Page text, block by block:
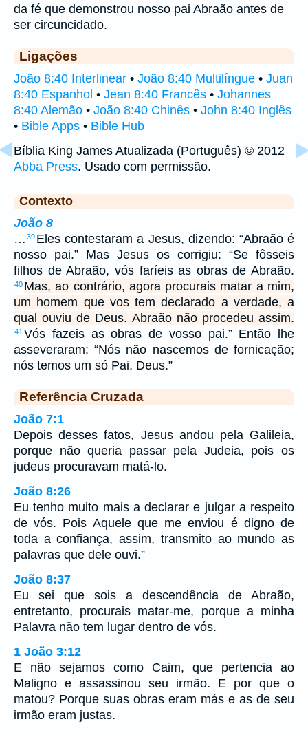
da fé que demonstrou nosso pai Abraão antes de
ser circuncidado.
Ligações
João 8:40 Interlinear • João 8:40 Multilíngue • Juan
8:40 Espanhol • Jean 8:40 Francês • Johannes
8:40 Alemão • João 8:40 Chinês • John 8:40 Inglês
• Bible Apps • Bible Hub
Bíblia King James Atualizada (Português) © 2012
Abba Press. Usado com permissão.
Contexto
João 8
… 39 Eles contestaram a Jesus, dizendo: “Abraão é
nosso pai.” Mas Jesus os corrigiu: “Se fôsseis
filhos de Abraão, vós faríeis as obras de Abraão.
40 Mas, ao contrário, agora procurais matar a mim,
um homem que vos tem declarado a verdade, a
qual ouviu de Deus. Abraão não procedeu assim.
41 Vós fazeis as obras de vosso pai.” Então lhe
asseveraram: “Nós não nascemos de fornicação;
nós temos um só Pai, Deus.”
Referência Cruzada
João 7:1
Depois desses fatos, Jesus andou pela Galileia,
porque não queria passar pela Judeia, pois os
judeus procuravam matá-lo.
João 8:26
Eu tenho muito mais a declarar e julgar a respeito
de vós. Pois Aquele que me enviou é digno de
toda a confiança, assim, transmito ao mundo as
palavras que dele ouvi.”
João 8:37
Eu sei que sois a descendência de Abraão,
entretanto, procurais matar-me, porque a minha
Palavra não tem lugar dentro de vós.
1 João 3:12
E não sejamos como Caim, que pertencia ao
Maligno e assassinou seu irmão. E por que o
matou? Porque suas obras eram más e as de seu
irmão eram justas.